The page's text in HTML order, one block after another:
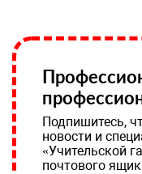
Подпишитесь,
новости и
«Учительской
почтового